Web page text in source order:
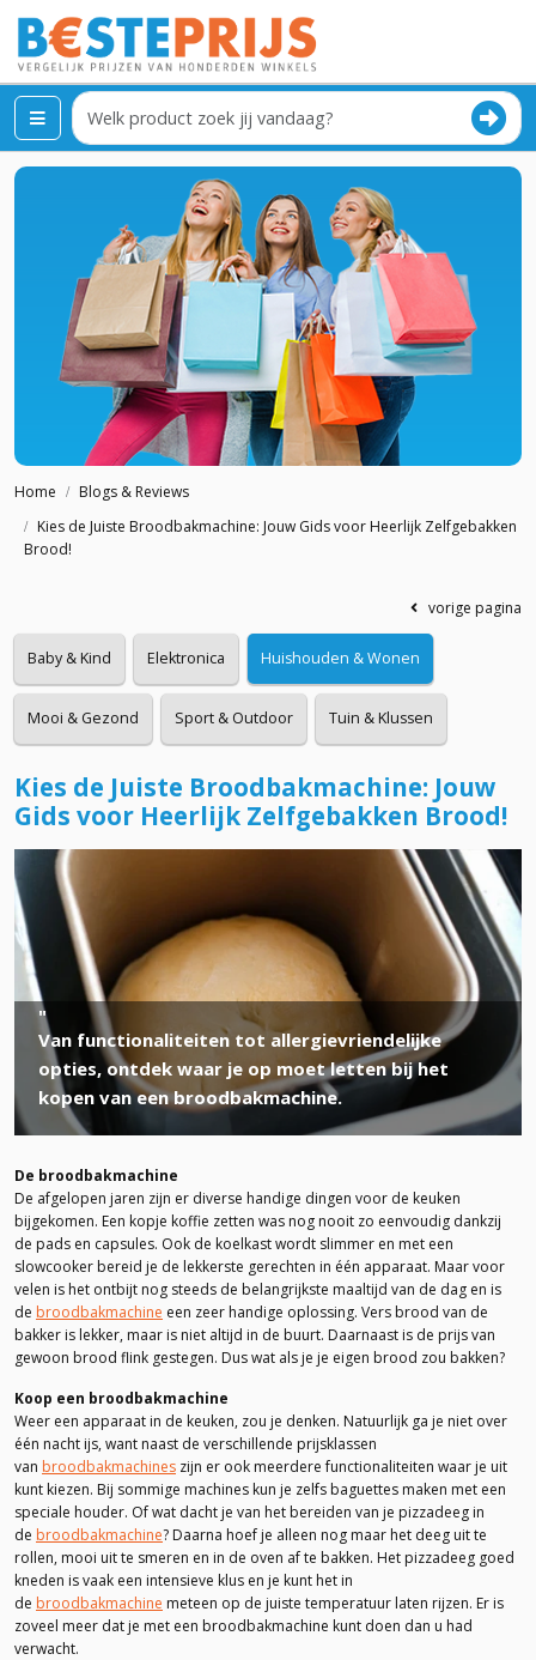
Home
Blogs & Reviews
Kies de Juiste Broodbakmachine: Jouw Gids voor Heerlijk Zelfgebakken
Brood!
vorige pagina
Baby & Kind Elektronica Huishouden & Wonen
Mooi & Gezond Sport & Outdoor Tuin & Klussen
Kies de Juiste Broodbakmachine: Jouw
Gids voor Heerlijk Zelfgebakken Brood!
Van functionaliteiten tot allergievriendelijke
opties, ontdek waar je op moet letten bij het
kopen van een broodbakmachine.
De broodbakmachine
De afgelopen jaren zijn er diverse handige dingen voor de keuken
bijgekomen. Een kopje koffie zetten was nog nooit zo eenvoudig dankzij
de pads en capsules. Ook de koelkast wordt slimmer en met een
slowcooker bereid je de lekkerste gerechten in één apparaat. Maar voor
velen is het ontbijt nog steeds de belangrijkste maaltijd van de dag en is
de broodbakmachine een zeer handige oplossing. Vers brood van de
bakker is lekker, maar is niet altijd in de buurt. Daarnaast is de prijs van
gewoon brood flink gestegen. Dus wat als je je eigen brood zou bakken?
Koop een broodbakmachine
Weer een apparaat in de keuken, zou je denken. Natuurlijk ga je niet over
één nacht ijs, want naast de verschillende prijsklassen
van broodbakmachines zijn er ook meerdere functionaliteiten waar je uit
kunt kiezen. Bij sommige machines kun je zelfs baguettes maken met een
speciale houder. Of wat dacht je van het bereiden van je pizzadeeg in
de broodbakmachine? Daarna hoef je alleen nog maar het deeg uit te
rollen, mooi uit te smeren en in de oven af ​​te bakken. Het pizzadeeg goed
kneden is vaak een intensieve klus en je kunt het in
de broodbakmachine meteen op de juiste temperatuur laten rijzen. Er is
zoveel meer dat je met een broodbakmachine kunt doen dan u had
verwacht.